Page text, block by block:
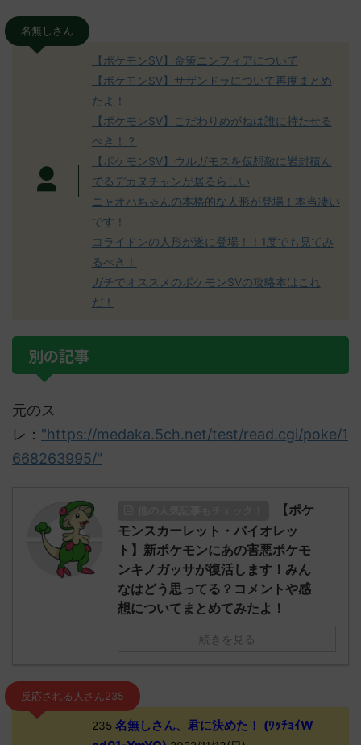
名無しさん
【ポケモンSV】金策ニンフィアについて
【ポケモンSV】サザンドラについて再度まとめ
たよ！
【ポケモンSV】こだわりめがねは誰に持たせる
べき！？
【ポケモンSV】ウルガモスを仮想敵に岩封積ん
でるデカヌチャンが居るらしい
ニャオハちゃんの本格的な人形が登場！本当凄い
です！
コライドンの人形が遂に登場！！1度でも見てみ
るべき！
ガチでオススメのポケモンSVの攻略本はこれ
だ！
別の記事
元のス
レ： "https://medaka.5ch.net/test/read.cgi/poke/1
668263995/"
【ポケ
モンスカーレット・バイオレッ
ト】新ポケモンにあの害悪ポケモ
ンキノガッサが復活します！みん
なはどう思ってる？コメントや感
想についてまとめてみたよ！
続きを見る
反応される人さん235
235名無しさん、君に決めた！ (ﾜｯﾁｮｲW